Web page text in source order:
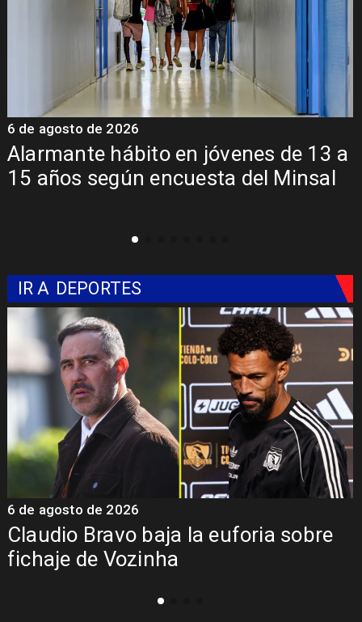
Aprueban creación del Parque
Sebastián Piñera con inversión de $4
6 de agosto de 2026
IR A DEPORTES
Presentación de Vozinha en Colo
Colo: Fecha, Estadio y Contrato
5 de agosto de 2026